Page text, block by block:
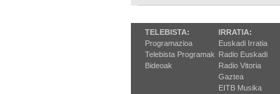
TELEBISTA:
Programazioa
Telebista Programak
Bideoak
IRRATIA:
Euskadi Irratia
Radio Euskadi
Radio Vitoria
Gaztea
EITB Musika